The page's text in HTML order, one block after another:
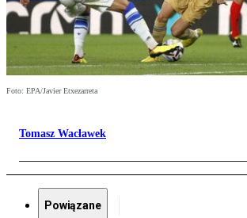
Foto: EPA/Javier Etxezarreta
Tomasz Wacławek
Powiązane